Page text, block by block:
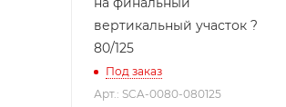
вертикальный участок ?
80/125
Под заказ
Арт.: SCA-0080-080125